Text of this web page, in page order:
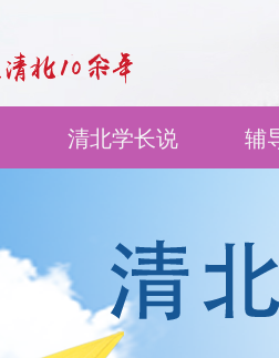
清北学长说 辅